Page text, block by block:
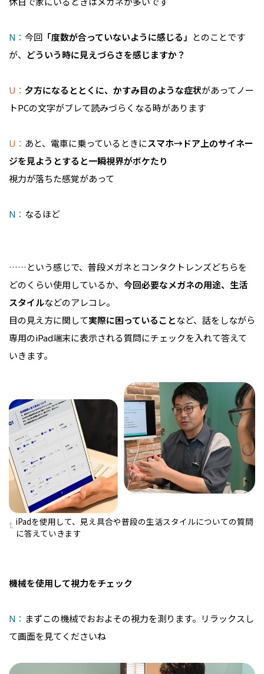
N： 今回 「度数が合っていないように感じる」 とのことです
が、 どういう時に見えづらさを感じますか？
U： 夕方になるととくに、かすみ目のような症状があってノー
トPCの文字がブレて読みづらくなる時があります
U： あと、電車に乗っているときにスマホ→ドア上のサイネー
ジを見ようとすると一瞬視界がボケたり
視力が落ちた感覚があって
N： なるほど
……という感じで、普段メガネとコンタクトレンズどちらを
どのくらい使用しているか、 今回必要なメガネの用途、生活
スタイルなどのアレコレ。
目の見え方に関して実際に困っていることなど、話をしながら
専用のiPad端末に表示される質問にチェックを入れて答えて
いきます。
iPadを使用して、見え具合や普段の生活スタイルについての質問
に答えていきます
機械を使用して視力をチェック
N： まずこの機械でおおよその視力を測ります。リラックスし
て画面を見てくださいね